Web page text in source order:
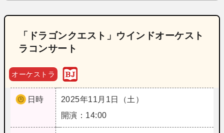
「ドラゴンクエスト」ウインドオーケスト
ラコンサート
オーケストラ
日時
2025年11月1日（土）
開演：14:00